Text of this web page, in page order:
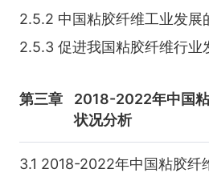
2.5.2 中国粘胶纤维工业发展
2.5.3 促进我国粘胶纤维行业
第三章
2018-2022年中国
状况分析
3.1 2018-2022年中国粘胶纤